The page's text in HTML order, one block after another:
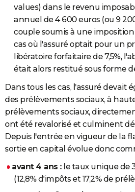
values) dans le revenu
annuel de 4 600 euros (ou 9
couple soumis à une
cas où l'assuré optait pour un
libératoire forfaitaire de 7,5%,
était alors restitué sous forme
Dans tous les cas, l'assuré devait
des prélèvements sociaux, à
prélèvements sociaux,
ont été revalorisé et culminent
Depuis l'entrée en vigueur de la
sortie en capital évolue donc
avant 4 ans :le taux unique de
(12,8% d'impôts et 17,2% de